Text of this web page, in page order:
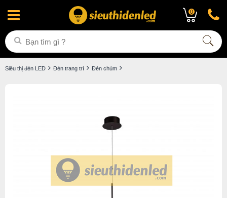
0
Siêu thị đèn LED Đèn trang trí Đèn chùm